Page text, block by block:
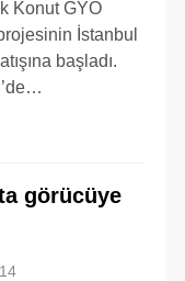
Konut GYO
İstanbul
başladı.
görücüye